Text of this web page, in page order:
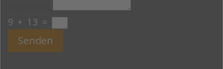
9 + 13 =
Senden